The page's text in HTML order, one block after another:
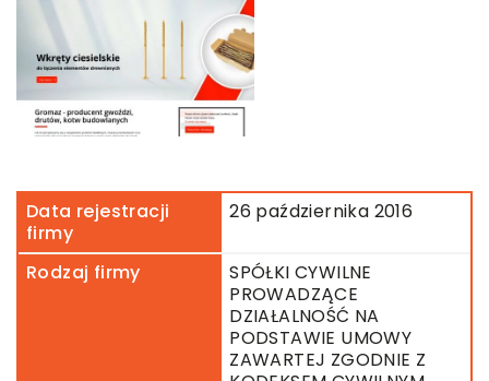
Data rejestracji
firmy
26 października 2016
Rodzaj firmy
SPÓŁKI CYWILNE
PROWADZĄCE
DZIAŁALNOŚĆ NA
PODSTAWIE UMOWY
ZAWARTEJ ZGODNIE Z